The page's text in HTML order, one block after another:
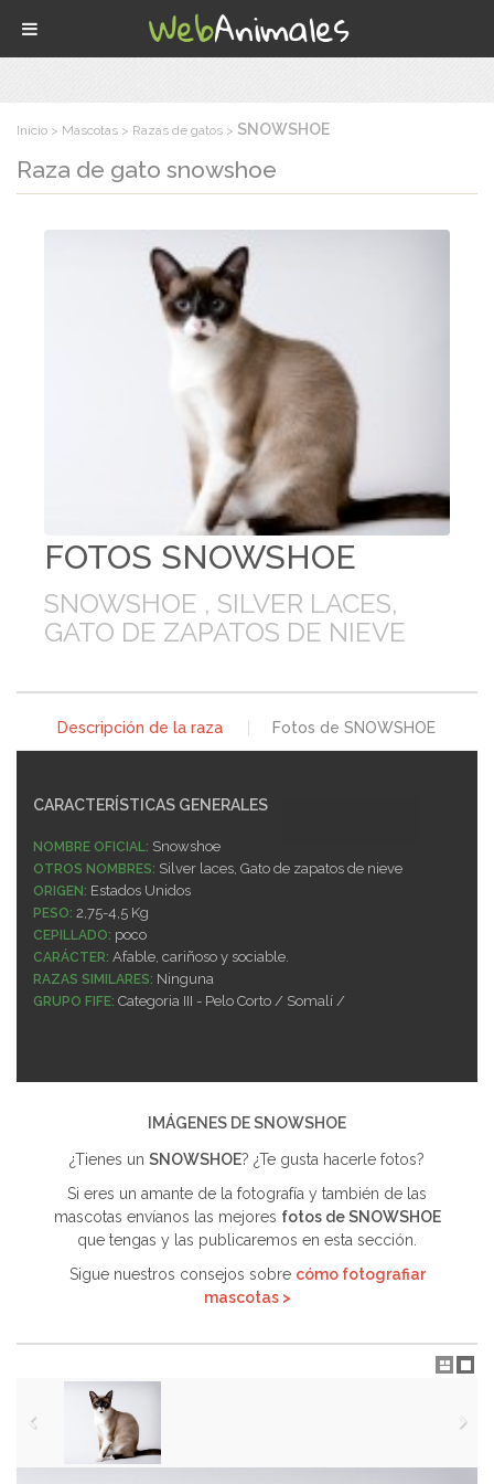
Inicio Mascotas Razas de gatos SNOWSHOE
Raza de gato snowshoe
FOTOS SNOWSHOE
SNOWSHOE , SILVER LACES,
GATO DE ZAPATOS DE NIEVE
Descripción de la raza Fotos de SNOWSHOE
CARACTERÍSTICAS GENERALES
NOMBRE OFICIAL: Snowshoe
OTROS NOMBRES: Silver laces, Gato de zapatos de nieve
ORIGEN: Estados Unidos
PESO: 2,75-4,5 Kg
CEPILLADO: poco
CARÁCTER: Afable, cariñoso y sociable.
RAZAS SIMILARES: Ninguna
GRUPO FIFE: Categoria III - Pelo Corto / Somalí /
IMÁGENES DE SNOWSHOE
¿Tienes un SNOWSHOE? ¿Te gusta hacerle fotos?
Si eres un amante de la fotografía y también de las
mascotas envíanos las mejores fotos de SNOWSHOE
que tengas y las publicaremos en esta sección.
Sigue nuestros consejos sobre cómo fotografiar
mascotas >